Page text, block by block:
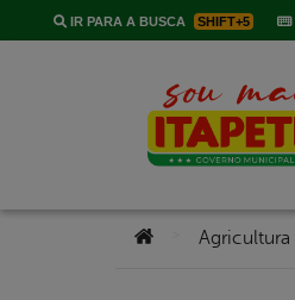
IR PARA A BUSCA SHIFT+5
Você está aqui:
Agricultura